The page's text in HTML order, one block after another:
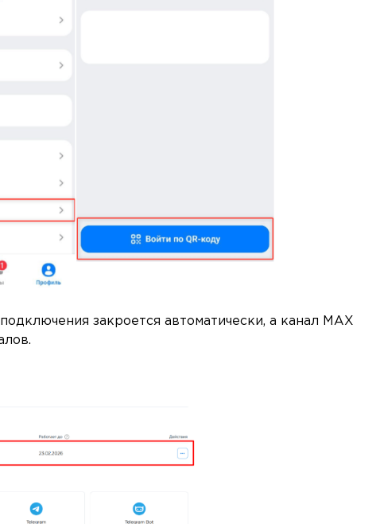
закроется автоматически, а канал MAX